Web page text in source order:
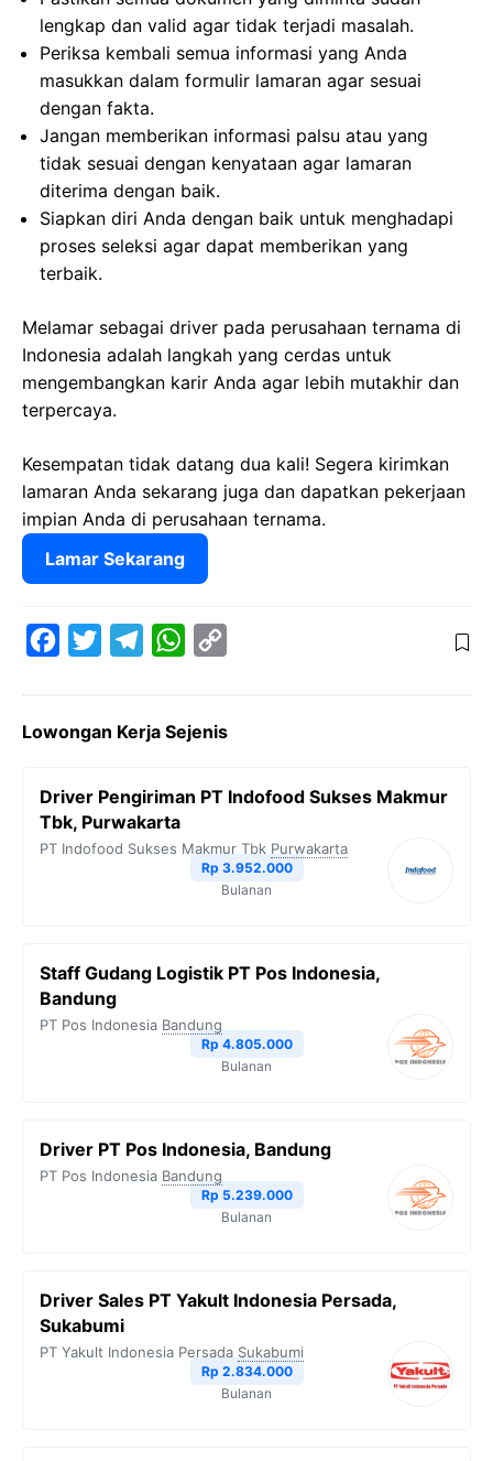
lengkap dan valid agar tidak terjadi masalah.
Periksa kembali semua informasi yang Anda
masukkan dalam formulir lamaran agar sesuai
dengan fakta.
Jangan memberikan informasi palsu atau yang
tidak sesuai dengan kenyataan agar lamaran
diterima dengan baik.
Siapkan diri Anda dengan baik untuk menghadapi
proses seleksi agar dapat memberikan yang
terbaik.
Melamar sebagai driver pada perusahaan ternama di
Indonesia adalah langkah yang cerdas untuk
mengembangkan karir Anda agar lebih mutakhir dan
terpercaya.
Kesempatan tidak datang dua kali! Segera kirimkan
lamaran Anda sekarang juga dan dapatkan pekerjaan
impian Anda di perusahaan ternama.
Lamar Sekarang
e
o
o
t
e
e
r
a
W
t
A
p
y
i
k
Lowongan Kerja Sejenis
Driver Pengiriman PT Indofood Sukses Makmur
Tbk, Purwakarta
PT Indofood Sukses Makmur Tbk Purwakarta
Rp 3.952.000
Bulanan
Staff Gudang Logistik PT Pos Indonesia,
Bandung
PT Pos Indonesia Bandung
Rp 4.805.000
Bulanan
Driver PT Pos Indonesia, Bandung
PT Pos Indonesia Bandung
Rp 5.239.000
Bulanan
Driver Sales PT Yakult Indonesia Persada,
Sukabumi
PT Yakult Indonesia Persada Sukabumi
Rp 2.834.000
Bulanan